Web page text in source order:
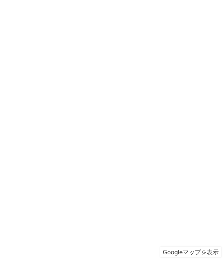
Googleマップを表示